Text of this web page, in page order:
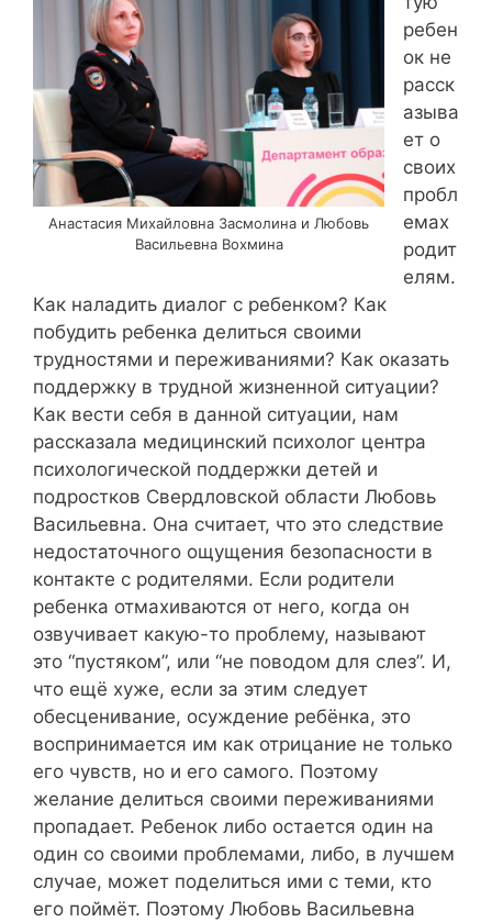
Анастасия Михайловна Засмолина и Любовь
Васильевна Вохмина
ребен
ок не
расск
азыва
ет о
своих
пробл
емах
родит
елям.
Как наладить диалог с ребенком? Как
побудить ребенка делиться своими
трудностями и переживаниями? Как оказать
поддержку в трудной жизненной ситуации?
Как вести себя в данной ситуации, нам
рассказала медицинский психолог центра
психологической поддержки детей и
подростков Свердловской области Любовь
Васильевна. Она считает, что это следствие
недостаточного ощущения безопасности в
контакте с родителями. Если родители
ребенка отмахиваются от него, когда он
озвучивает какую-то проблему, называют
это “пустяком”, или “не поводом для слез”. И,
что ещё хуже, если за этим следует
обесценивание, осуждение ребёнка, это
воспринимается им как отрицание не только
его чувств, но и его самого. Поэтому
желание делиться своими переживаниями
пропадает. Ребенок либо остается один на
один со своими проблемами, либо, в лучшем
случае, может поделиться ими с теми, кто
его поймёт. Поэтому Любовь Васильевна